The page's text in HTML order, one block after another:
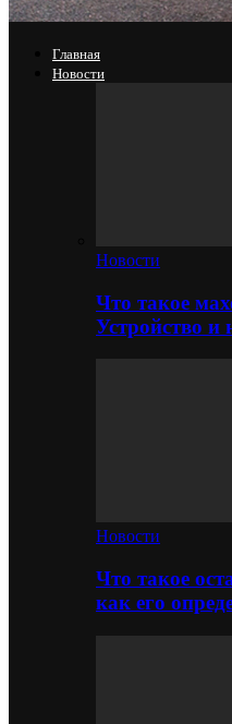
Главная
Новости
Новости
Что такое
Устройство и
Новости
Что такое
как его